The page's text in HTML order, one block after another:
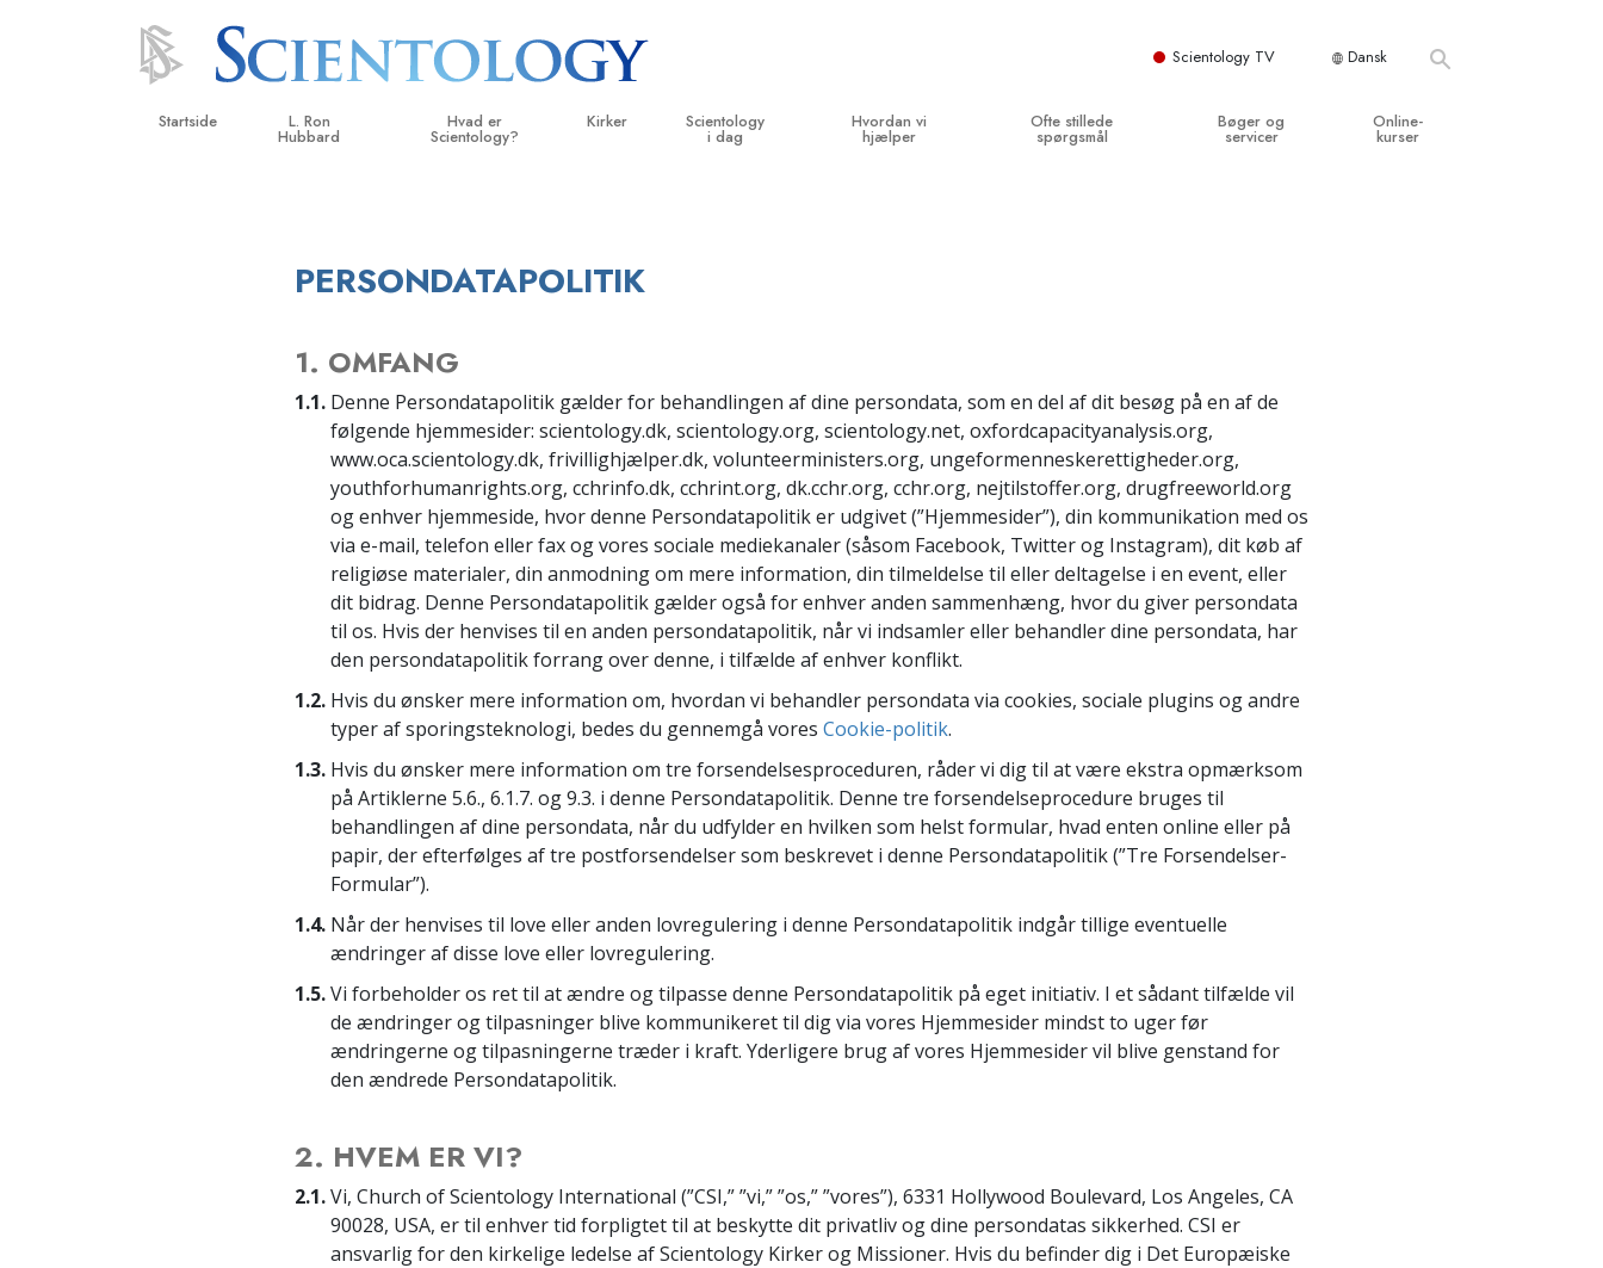
Scientology TV Dansk
Startside L. Ron
Hubbard
Hvad er
Scientology?
Hvad scientologer siger
Mød en scientolog
Indenfor i en Kirke
De grundlæggende principper
i Scientology
En introduktion til Dianetics
Kærlighed og had –
Hvad er storhed?
Kirker
Avancerede Organisationer
Bringer Scientology ud til hele verden
Scientology
i dag
Hvordan vi
hjælper
United for Menneskerettigheder
Medborgernes Menneske­rettigheds­
kommission
Scientology Kirkens Frivillige
Hjælpere
Ofte stillede
spørgsmål
Bøger og
servicer
Online-
kurser
Assister ved sygdom og skader
Integritet og ærlighed
Ægteskab
Følelsernes Toneskala
Løsninger til stoffer
Børn
Årsagen til undertrykkelse
Undersøgelser
Organiseringens grundlag
Det grundlæggende om public
relations
Studieteknologien
PERSONDATAPOLITIK
1. OMFANG
1.1. Denne Persondatapolitik gælder for behandlingen af dine persondata, som en del af dit besøg på en af de
følgende hjemmesider: scientology.dk, scientology.org, scientology.net, oxfordcapacityanalysis.org,
www.oca.scientology.dk, frivillighjælper.dk, volunteerministers.org, ungeformenneskerettigheder.org,
youthforhumanrights.org, cchrinfo.dk, cchrint.org, dk.cchr.org, cchr.org, nejtilstoffer.org, drugfreeworld.org
og enhver hjemmeside, hvor denne Persondatapolitik er udgivet (”Hjemmesider”), din kommunikation med os
via e-mail, telefon eller fax og vores sociale mediekanaler (såsom Facebook, Twitter og Instagram), dit køb af
religiøse materialer, din anmodning om mere information, din tilmeldelse til eller deltagelse i en event, eller
dit bidrag. Denne Persondatapolitik gælder også for enhver anden sammenhæng, hvor du giver persondata
til os. Hvis der henvises til en anden persondatapolitik, når vi indsamler eller behandler dine persondata, har
den persondatapolitik forrang over denne, i tilfælde af enhver konflikt.
1.2. Hvis du ønsker mere information om, hvordan vi behandler persondata via cookies, sociale plugins og andre
typer af sporingsteknologi, bedes du gennemgå vores Cookie-politik.
1.3. Hvis du ønsker mere information om tre forsendelsesproceduren, råder vi dig til at være ekstra opmærksom
på Artiklerne 5.6., 6.1.7. og 9.3. i denne Persondatapolitik. Denne tre forsendelseprocedure bruges til
behandlingen af dine persondata, når du udfylder en hvilken som helst formular, hvad enten online eller på
papir, der efterfølges af tre postforsendelser som beskrevet i denne Persondatapolitik (”Tre Forsendelser-
Formular”).
1.4. Når der henvises til love eller anden lovregulering i denne Persondatapolitik indgår tillige eventuelle
ændringer af disse love eller lovregulering.
1.5.Vi forbeholder os ret til at ændre og tilpasse denne Persondatapolitik på eget initiativ. I et sådant tilfælde vil
de ændringer og tilpasninger blive kommunikeret til dig via vores Hjemmesider mindst to uger før
ændringerne og tilpasningerne træder i kraft. Yderligere brug af vores Hjemmesider vil blive genstand for
den ændrede Persondatapolitik.
2. HVEM ER VI?
2.1.Vi, Church of Scientology International (”CSI,” ”vi,” ”os,” ”vores”), 6331 Hollywood Boulevard, Los Angeles, CA
90028, USA, er til enhver tid forpligtet til at beskytte dit privatliv og dine persondatas sikkerhed. CSI er
ansvarlig for den kirkelige ledelse af Scientology Kirker og Missioner. Hvis du befinder dig i Det Europæiske